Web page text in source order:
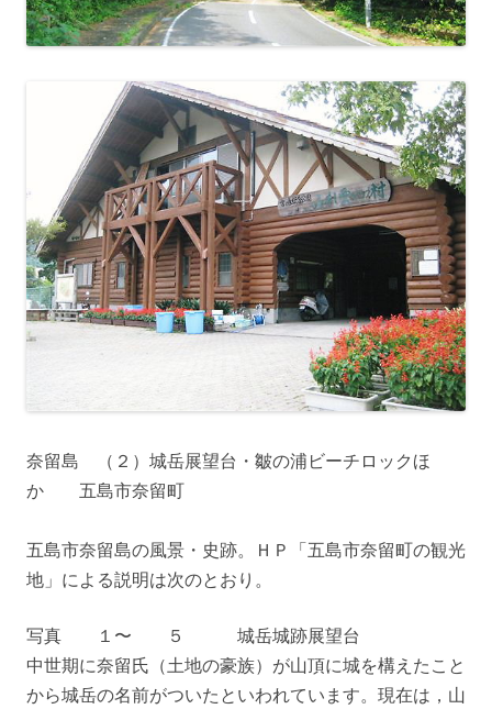
奈留島 （２）城岳展望台・皺の浦ビーチロックほ
か 五島市奈留町
五島市奈留島の風景・史跡。ＨＰ「五島市奈留町の観光
地」による説明は次のとおり。
写真 １〜 ５ 城岳城跡展望台
中世期に奈留氏（土地の豪族）が山頂に城を構えたこと
から城岳の名前がついたといわれています。現在は，山